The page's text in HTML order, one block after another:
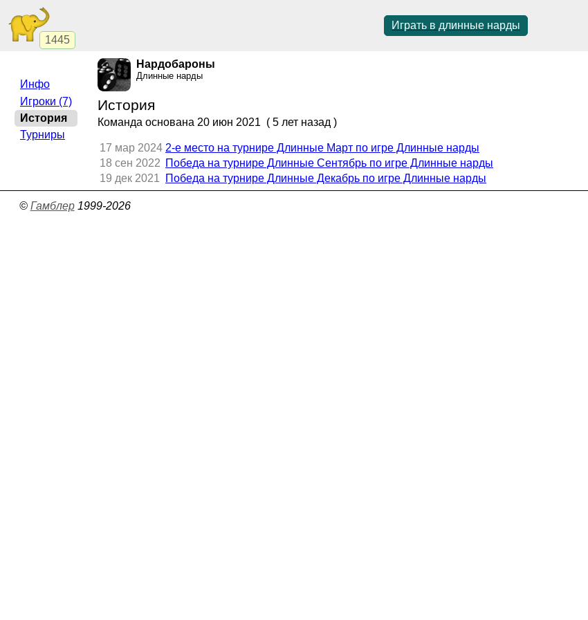
1445
Играть в длинные нарды
Нардобароны
Длинные нарды
История
Команда основана 20 июн 2021 ( 5 лет назад )
17 мар 2024 2-е место на турнире Длинные Март по игре Длинные нарды
18 сен 2022 Победа на турнире Длинные Сентябрь по игре Длинные нарды
19 дек 2021
Победа на турнире Длинные Декабрь по игре Длинные нарды
Инфо
Игроки (7)
История
Турниры
© Гамблер1999-2026